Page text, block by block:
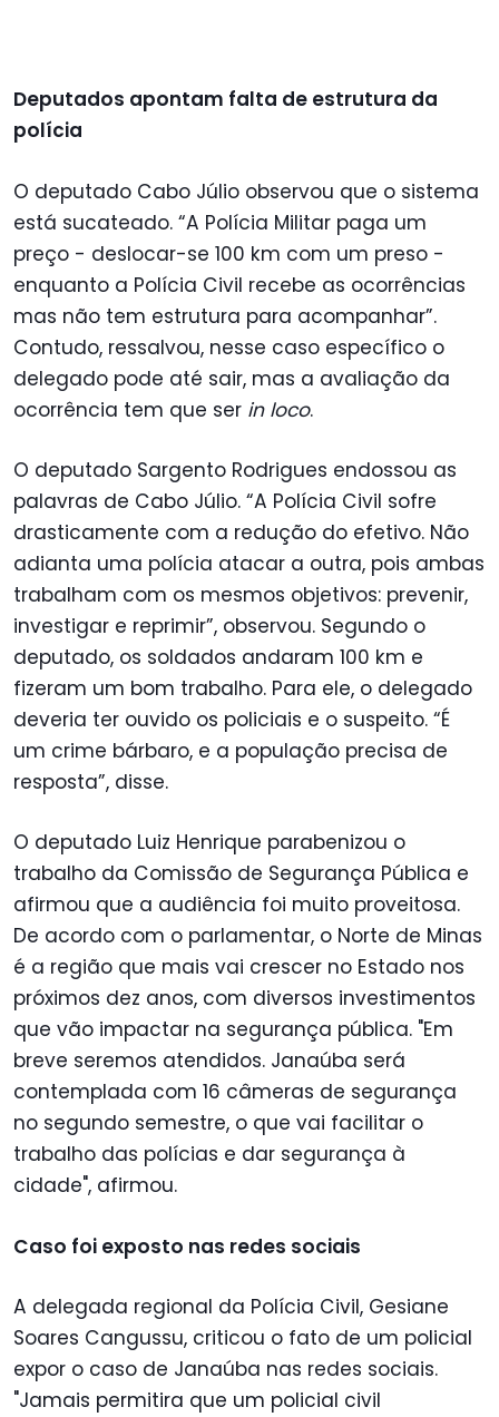
Deputados apontam falta de estrutura da
polícia
O deputado Cabo Júlio observou que o sistema
está sucateado. “A Polícia Militar paga um
preço - deslocar-se 100 km com um preso -
enquanto a Polícia Civil recebe as ocorrências
mas não tem estrutura para acompanhar”.
Contudo, ressalvou, nesse caso específico o
delegado pode até sair, mas a avaliação da
ocorrência tem que ser in loco.
O deputado Sargento Rodrigues endossou as
palavras de Cabo Júlio. “A Polícia Civil sofre
drasticamente com a redução do efetivo. Não
adianta uma polícia atacar a outra, pois ambas
trabalham com os mesmos objetivos: prevenir,
investigar e reprimir”, observou. Segundo o
deputado, os soldados andaram 100 km e
fizeram um bom trabalho. Para ele, o delegado
deveria ter ouvido os policiais e o suspeito. “É
um crime bárbaro, e a população precisa de
resposta”, disse.
O deputado Luiz Henrique parabenizou o
trabalho da Comissão de Segurança Pública e
afirmou que a audiência foi muito proveitosa.
De acordo com o parlamentar, o Norte de Minas
é a região que mais vai crescer no Estado nos
próximos dez anos, com diversos investimentos
que vão impactar na segurança pública. "Em
breve seremos atendidos. Janaúba será
contemplada com 16 câmeras de segurança
no segundo semestre, o que vai facilitar o
trabalho das polícias e dar segurança à
cidade", afirmou.
Caso foi exposto nas redes sociais
A delegada regional da Polícia Civil, Gesiane
Soares Cangussu, criticou o fato de um policial
expor o caso de Janaúba nas redes sociais.
"Jamais permitira que um policial civil